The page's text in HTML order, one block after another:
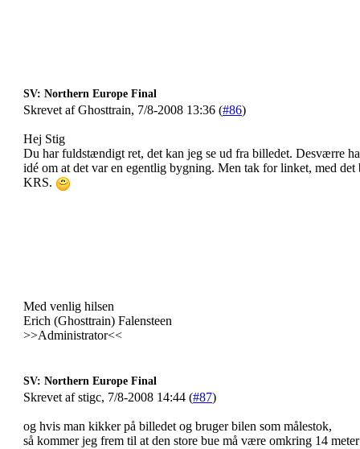
SV: Northern Europe Final
Skrevet af Ghosttrain, 7/8-2008 13:36 (#86)
Hej Stig
Du har fuldstændigt ret, det kan jeg se ud fra billedet. Desværre
idé om at det var en egentlig bygning. Men tak for linket, med
KRS.
Med venlig hilsen
Erich (Ghosttrain) Falensteen
>>Administrator<<
SV: Northern Europe Final
Skrevet af stigc, 7/8-2008 14:44 (#87)
og hvis man kikker på billedet og bruger bilen som målestok,
så kommer jeg frem til at den store bue må være omkring 14